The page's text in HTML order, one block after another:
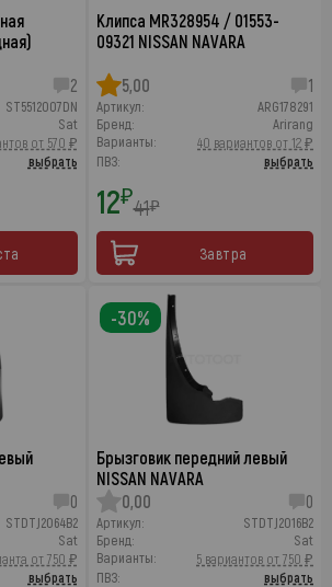
2
ST5512007DN
Sat
от 570 ₽
выбрать
Клипса MR328954 / 01553-
09321 NISSAN NAVARA
5,00 1
Артикул:
ARG178291
Бренд:
Arirang
Варианты:
40 вариантов от 12 ₽
ПВЗ:
выбрать
12₽41₽
Завтра
0
STDTJ2064B2
Sat
от 750 ₽
выбрать
Брызговик передний левый
NISSAN NAVARA
0,00
0
Артикул:
STDTJ2016B2
Бренд:
Sat
Варианты:
5 вариантов от 750 ₽
ПВЗ:
выбрать
-30%